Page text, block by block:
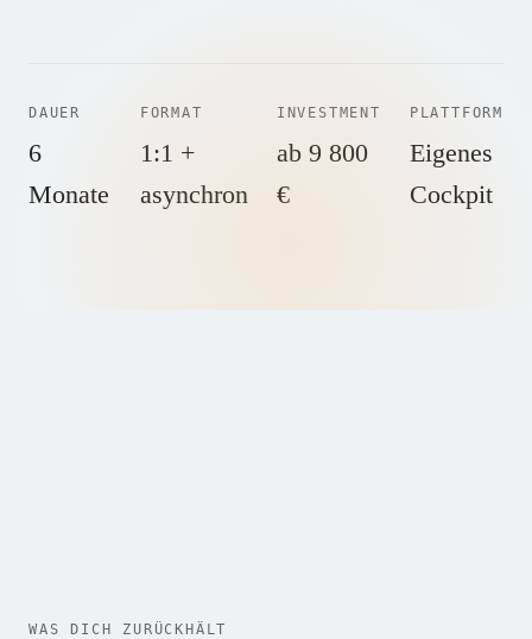
DAUER
6
Monate
FORMAT
1:1 +
asynchron
INVESTMENT
ab 9 800
€
PLATTFORM
Eigenes
Cockpit
WAS DICH ZURÜCKHÄLT